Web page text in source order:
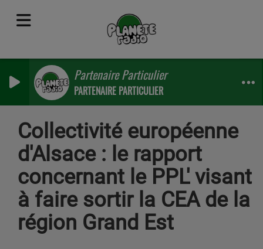
Partenaire Particulier
PARTENAIRE PARTICULIER
Collectivité européenne
d'Alsace : le rapport
concernant le PPL' visant
à faire sortir la CEA de la
région Grand Est